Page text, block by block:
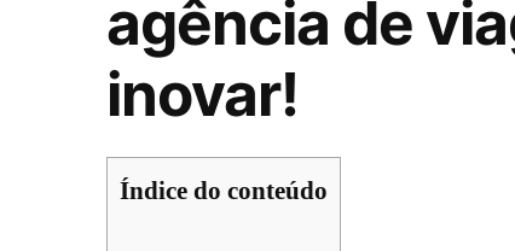
agência de
inovar!
Índice do conteúdo